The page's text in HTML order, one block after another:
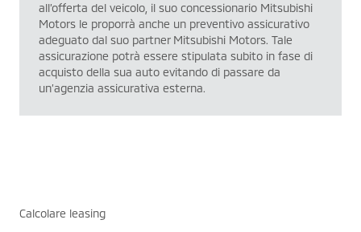
all’offerta del veicolo, il suo concessionario Mitsubishi
Motors le proporrà anche un preventivo assicurativo
adeguato dal suo partner Mitsubishi Motors. Tale
assicurazione potrà essere stipulata subito in fase di
acquisto della sua auto evitando di passare da
un’agenzia assicurativa esterna.
Calcolare leasing